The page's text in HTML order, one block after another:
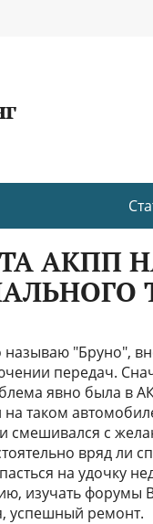
АКПП НА
"Бруно",
передач.
явно была в
таком
смешивался с
вряд ли
на удочку
изучать форумы
успешный ремонт.